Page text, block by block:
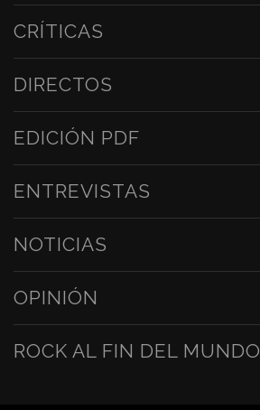
CRÍTICAS
DIRECTOS
EDICIÓN PDF
ENTREVISTAS
NOTICIAS
OPINIÓN
ROCK AL FIN DEL MUNDO